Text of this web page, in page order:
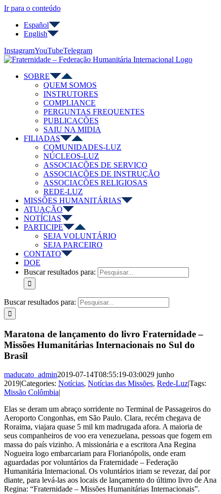
Ir para o conteúdo
Español
English
InstagramYouTubeTelegram
SOBRE
QUEM SOMOS
INSTRUTORES
COMPLIANCE
PERGUNTAS FREQUENTES
PUBLICAÇÕES
SAIU NA MIDIA
FILIADAS
COMUNIDADES-LUZ
NÚCLEOS-LUZ
ASSOCIAÇÕES DE SERVIÇO
ASSOCIAÇÕES DE INSTRUÇÃO
ASSOCIAÇÕES RELIGIOSAS
REDE-LUZ
MISSÕES HUMANITÁRIAS
ATUAÇÃO
NOTÍCIAS
PARTICIPE
SEJA VOLUNTÁRIO
SEJA PARCEIRO
CONTATO
DOE
Buscar resultados para:
Buscar resultados para:
Maratona de lançamento do livro Fraternidade –
Missões Humanitárias Internacionais no Sul do
Brasil
maducato_admin2019-07-14T08:55:19-03:0029 junho
2019|Categories: Notícias, Notícias das Missões, Rede-Luz|Tags:
Missão Colômbia|
Elas se deram um abraço sorridente no Terminal de Passageiros do
Aeroporto Congonhas, em São Paulo. Clara, recém chegava de
Roraima, viajara quase 5 mil km madrugada afora. A maioria de
seus companheiros de voo era venezuelana, pessoas que fogem em
massa do país vizinho. A missionária e a escritora Ana Regina
Nogueira logo embarcariam para Florianópolis, onde eram
aguardadas por voluntários da Fraternidade – Federação
Humanitária Internacional. Os voluntários iriam se revezar, daí por
diante, para levá-las aos locais de lançamento do último livro de Ana
Regina: “Fraternidade – Missões Humanitárias Internacionais”.